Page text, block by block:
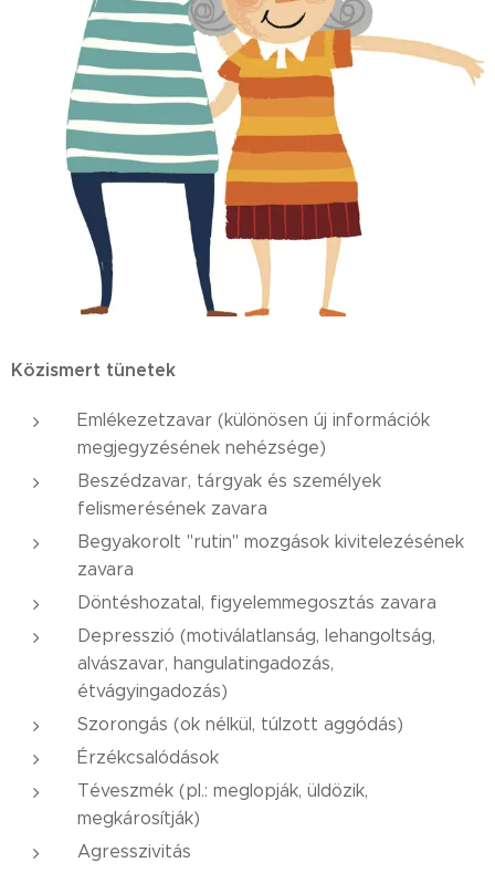
Közismert tünetek
Emlékezetzavar (különösen új információk
megjegyzésének nehézsége)
Beszédzavar, tárgyak és személyek
felismerésének zavara
Begyakorolt "rutin" mozgások kivitelezésének
zavara
Döntéshozatal, figyelemmegosztás zavara
Depresszió (motiválatlanság, lehangoltság,
alvászavar, hangulatingadozás,
étvágyingadozás)
Szorongás (ok nélkül, túlzott aggódás)
Érzékcsalódások
Téveszmék (pl.: meglopják, üldözik,
megkárosítják)
Agresszivitás